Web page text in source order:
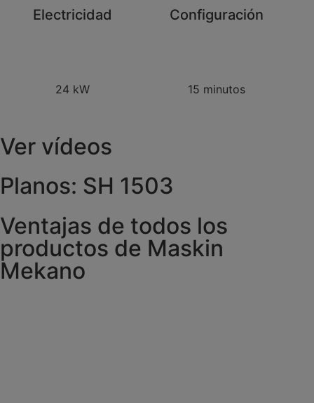
Electricidad
24 kW
Configuración
15 minutos
Ver vídeos
Planos: SH 1503
Ventajas de todos los
productos de Maskin
Mekano